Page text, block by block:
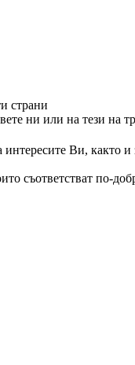
страни
ни или на тези на
Ви, както
съответстват по-